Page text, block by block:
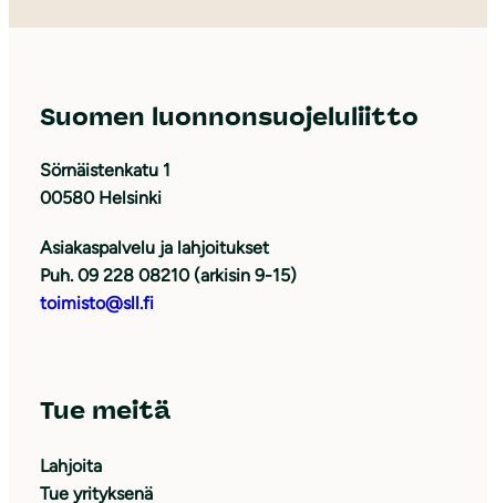
Suomen luonnonsuojeluliitto
Sörnäistenkatu 1
00580 Helsinki
Asiakaspalvelu ja lahjoitukset
Puh. 09 228 08210 (arkisin 9-15)
toimisto@sll.fi
Tue meitä
Lahjoita
Tue yrityksenä